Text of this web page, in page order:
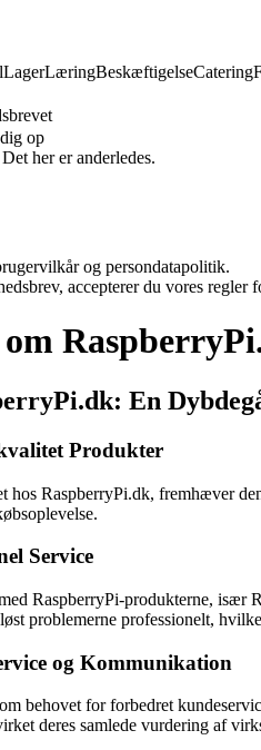
LagerLæringBeskæftigelseCatering
op
her er anderledes.
og persondatapolitik.
accepterer du vores
En
Produkter
hos RaspberryPi.dk, fremhæver
Service
RaspberryPi-produkterne,
problemerne professionelt,
og Kommunikation
behovet for forbedret
deres samlede vurdering af